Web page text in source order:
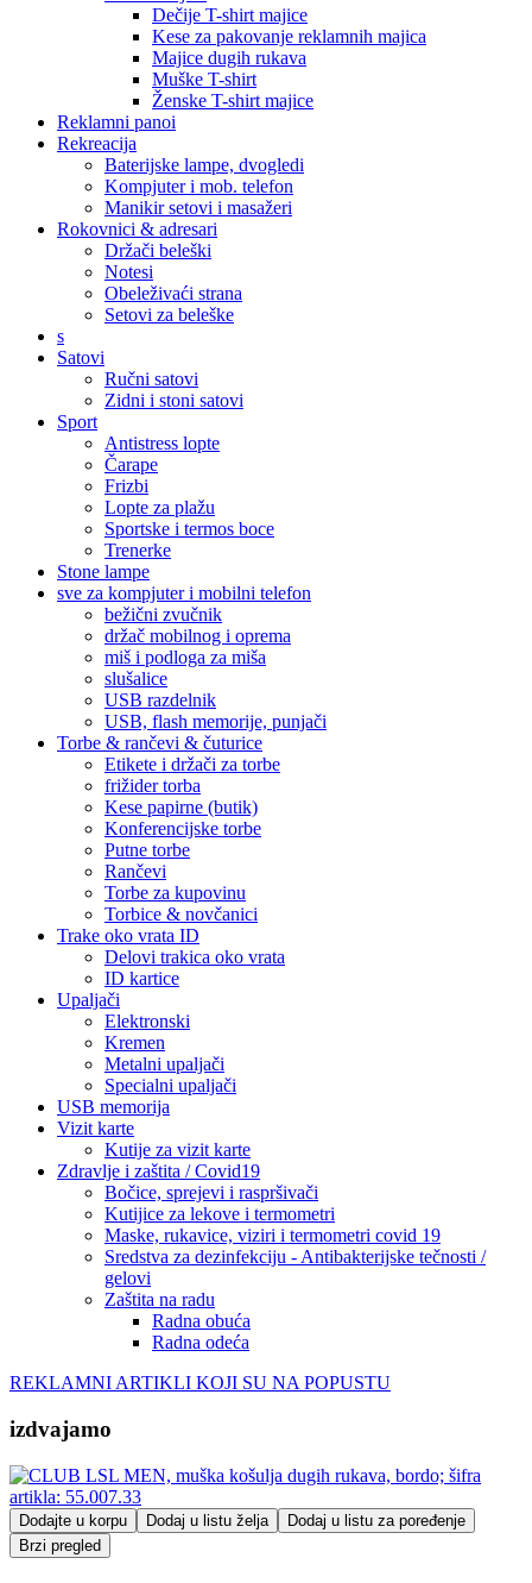
Dečije T-shirt majice
Kese za pakovanje reklamnih majica
Majice dugih rukava
Muške T-shirt
Ženske T-shirt majice
Reklamni panoi
Rekreacija
Baterijske lampe, dvogledi
Kompjuter i mob. telefon
Manikir setovi i masažeri
Rokovnici & adresari
Držači beleški
Notesi
Obeleživaći strana
Setovi za beleške
s
Satovi
Ručni satovi
Zidni i stoni satovi
Sport
Antistress lopte
Čarape
Frizbi
Lopte za plažu
Sportske i termos boce
Trenerke
Stone lampe
sve za kompjuter i mobilni telefon
bežični zvučnik
držač mobilnog i oprema
miš i podloga za miša
slušalice
USB razdelnik
USB, flash memorije, punjači
Torbe & rančevi & čuturice
Etikete i držači za torbe
frižider torba
Kese papirne (butik)
Konferencijske torbe
Putne torbe
Rančevi
Torbe za kupovinu
Torbice & novčanici
Trake oko vrata ID
Delovi trakica oko vrata
ID kartice
Upaljači
Elektronski
Kremen
Metalni upaljači
Specialni upaljači
USB memorija
Vizit karte
Kutije za vizit karte
Zdravlje i zaštita / Covid19
Bočice, sprejevi i raspršivači
Kutijice za lekove i termometri
Maske, rukavice, viziri i termometri covid 19
Sredstva za dezinfekciju - Antibakterijske tečnosti /
gelovi
Zaštita na radu
Radna obuća
Radna odeća
REKLAMNI ARTIKLI KOJI SU NA POPUSTU
izdvajamo
Dodajte u korpu Dodaj u listu želja
Dodaj u listu za poređenje
Brzi pregled